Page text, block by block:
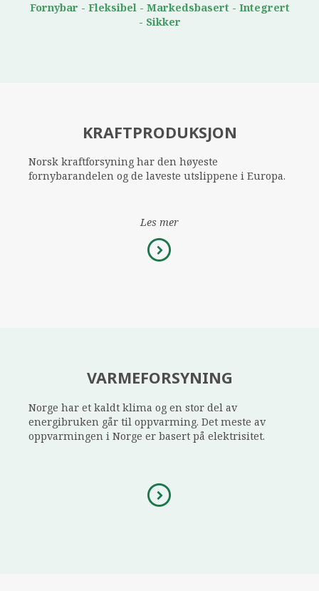
Fornybar - Fleksibel - Markedsbasert - Integrert
- Sikker
KRAFTPRODUKSJON
Norsk kraftforsyning har den høyeste
fornybarandelen og de laveste utslippene i Europa.
Les mer
VARMEFORSYNING
Norge har et kaldt klima og en stor del av
energibruken går til oppvarming. Det meste av
oppvarmingen i Norge er basert på elektrisitet.